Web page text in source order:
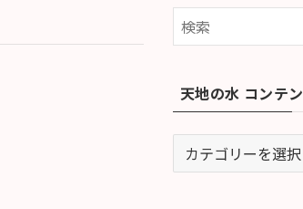
天地の水 コンテ
地